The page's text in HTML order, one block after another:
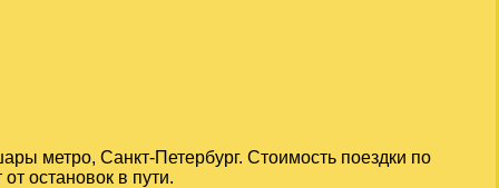
метро, Санкт-Петербург. Стоимость поездки по
остановок в пути.